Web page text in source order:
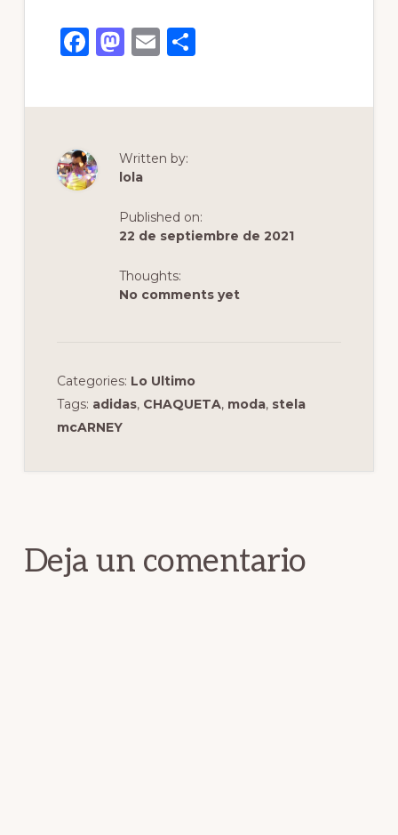
F
c
b
o
M
st
d
o
n
E
ai
C
m
r
Written by:
lola
Published on:
22 de septiembre de 2021
Thoughts:
No comments yet
Categories: Lo Ultimo
Tags: adidas, CHAQUETA, moda, stela
mcARNEY
los
lectores
Deja un comentario